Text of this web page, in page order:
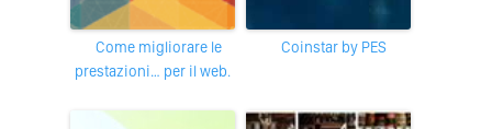
Come migliorare le
prestazioni… per il web.
Coinstar by PES